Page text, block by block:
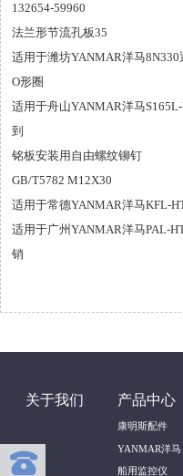
132654-59960
法兰形节流孔板35
适用于潍坊YANMAR洋马
O形圈
适用于舟山YANMAR洋马
到
铭板安装用自由螺纹铆钉
GB/T5782 M12X30
适用于常德YANMAR洋马KFL-
适用于广州YANMAR洋马PAL-
销
关于我们 产品中心
康明斯配件
YANMAR洋马
船用监控仪
